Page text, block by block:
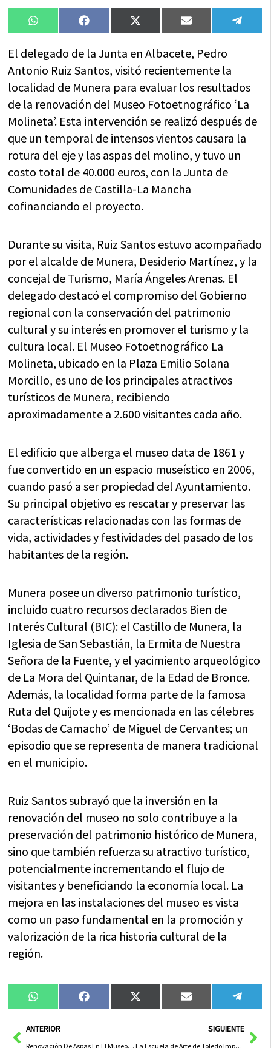
Compartir
en
WhatsAppCompartir
en
FacebookCompartir
en
X
(Twitter)
Compartir
en
Email
en
El delegado de la Junta en Albacete, Pedro
Antonio Ruiz Santos, visitó recientemente la
localidad de Munera para evaluar los resultados
de la renovación del Museo Fotoetnográfico ‘La
Molineta’. Esta intervención se realizó después de
que un temporal de intensos vientos causara la
rotura del eje y las aspas del molino, y tuvo un
costo total de 40.000 euros, con la Junta de
Comunidades de Castilla-La Mancha
cofinanciando el proyecto.
Durante su visita, Ruiz Santos estuvo acompañado
por el alcalde de Munera, Desiderio Martínez, y la
concejal de Turismo, María Ángeles Arenas. El
delegado destacó el compromiso del Gobierno
regional con la conservación del patrimonio
cultural y su interés en promover el turismo y la
cultura local. El Museo Fotoetnográfico La
Molineta, ubicado en la Plaza Emilio Solana
Morcillo, es uno de los principales atractivos
turísticos de Munera, recibiendo
aproximadamente a 2.600 visitantes cada año.
El edificio que alberga el museo data de 1861 y
fue convertido en un espacio museístico en 2006,
cuando pasó a ser propiedad del Ayuntamiento.
Su principal objetivo es rescatar y preservar las
características relacionadas con las formas de
vida, actividades y festividades del pasado de los
habitantes de la región.
Munera posee un diverso patrimonio turístico,
incluido cuatro recursos declarados Bien de
Interés Cultural (BIC): el Castillo de Munera, la
Iglesia de San Sebastián, la Ermita de Nuestra
Señora de la Fuente, y el yacimiento arqueológico
de La Mora del Quintanar, de la Edad de Bronce.
Además, la localidad forma parte de la famosa
Ruta del Quijote y es mencionada en las célebres
‘Bodas de Camacho’ de Miguel de Cervantes; un
episodio que se representa de manera tradicional
en el municipio.
Ruiz Santos subrayó que la inversión en la
renovación del museo no solo contribuye a la
preservación del patrimonio histórico de Munera,
sino que también refuerza su atractivo turístico,
potencialmente incrementando el flujo de
visitantes y beneficiando la economía local. La
mejora en las instalaciones del museo es vista
como un paso fundamental en la promoción y
valorización de la rica historia cultural de la
región.
Compartir
en
WhatsAppCompartir
en
FacebookCompartir
en
X
(Twitter)
Compartir
en
Email
en
AntANTERIOR
Renovación De Aspas En El Museo Fotoetnográfico La Molineta De Munera Gracias Al Gobierno Regional
SIGUIENTE
La Escuela de Arte de Toledo Impulsa la Educación y la Cultura en la Región